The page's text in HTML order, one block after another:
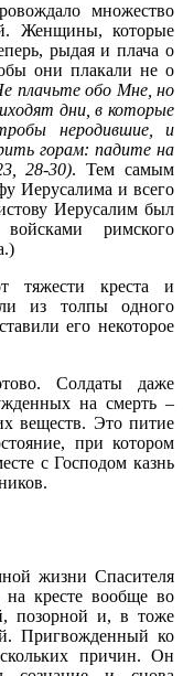
множество
Женщины, которые
рыдая и плача о
они плакали не о
плачьте обо Мне, но
дни, в которые
неродившие, и
горам: падите на
28-30). Тем самым
Иерусалима и всего
Иерусалим был
римского
тяжести креста и
из толпы одного
его некоторое
Солдаты даже
на смерть –
веществ. Это питие
при котором
с Господом казнь
жизни Спасителя
на кресте вообще во
позорной и, в тоже
Пригвожденный ко
причин. Он